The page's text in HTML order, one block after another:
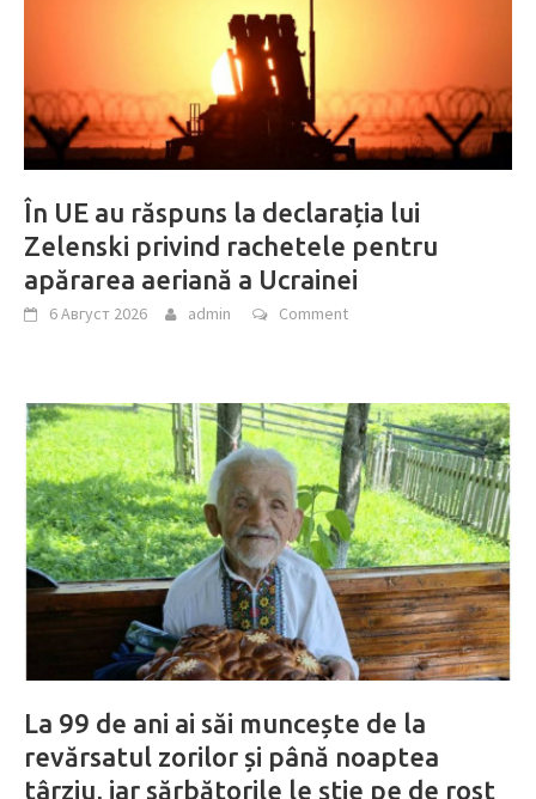
În UE au răspuns la declarația lui
Zelenski privind rachetele pentru
apărarea aeriană a Ucrainei
6 Август 2026 admin Comment
La 99 de ani ai săi muncește de la
revărsatul zorilor și până noaptea
târziu, iar sărbătorile le știe pe de rost